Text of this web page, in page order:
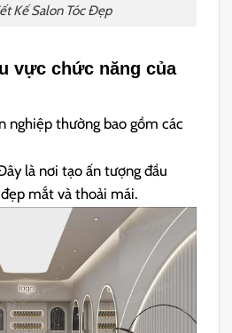
Kế Salon Tóc Đẹp
vực chức năng của
nghiệp thường bao gồm các
là nơi tạo ấn tượng đầu
mắt và thoải mái.